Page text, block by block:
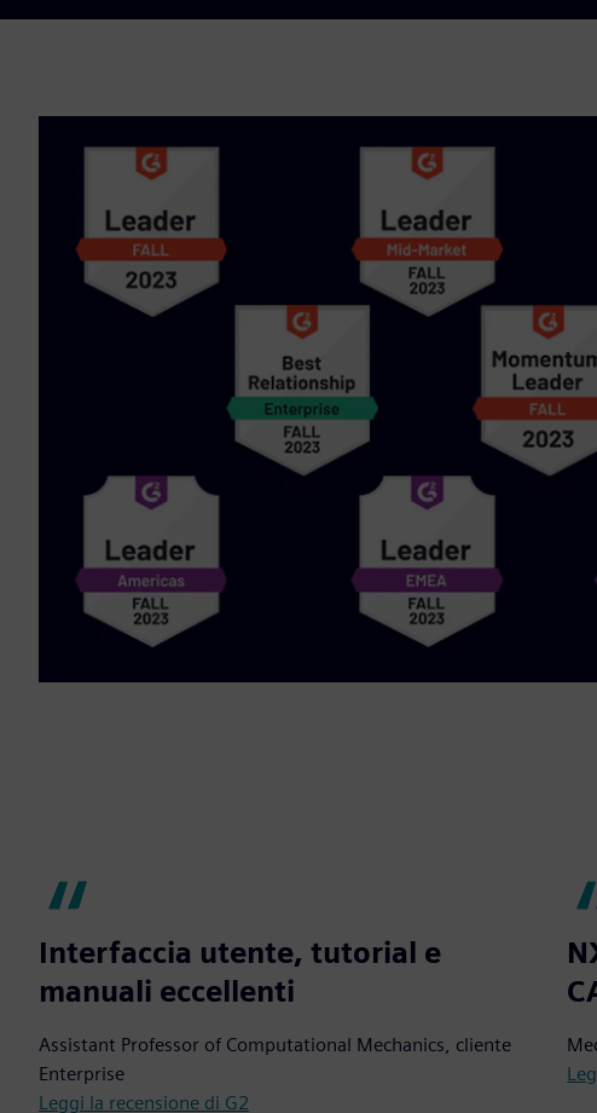
Interfaccia utente, tutorial e
manuali eccellenti
Assistant Professor of Computational Mechanics, cliente
Enterprise
Leggi la recensione di G2